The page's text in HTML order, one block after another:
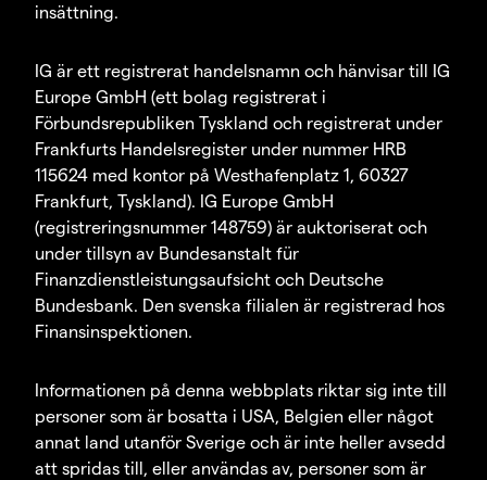
insättning.
IG är ett registrerat handelsnamn och hänvisar till IG
Europe GmbH (ett bolag registrerat i
Förbundsrepubliken Tyskland och registrerat under
Frankfurts Handelsregister under nummer HRB
115624 med kontor på Westhafenplatz 1, 60327
Frankfurt, Tyskland). IG Europe GmbH
(registreringsnummer 148759) är auktoriserat och
under tillsyn av Bundesanstalt für
Finanzdienstleistungsaufsicht och Deutsche
Bundesbank. Den svenska filialen är registrerad hos
Finansinspektionen.
Informationen på denna webbplats riktar sig inte till
personer som är bosatta i USA, Belgien eller något
annat land utanför Sverige och är inte heller avsedd
att spridas till, eller användas av, personer som är